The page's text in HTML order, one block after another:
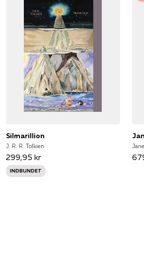
Silmarillion
J. R. R. Tolkien
299,95 kr
INDBUNDET